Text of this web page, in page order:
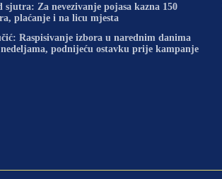
sjutra: Za nevezivanje pojasa kazna 150
plaćanje i na licu mjesta
Raspisivanje izbora u narednim danima
podnijeću ostavku prije kampanje